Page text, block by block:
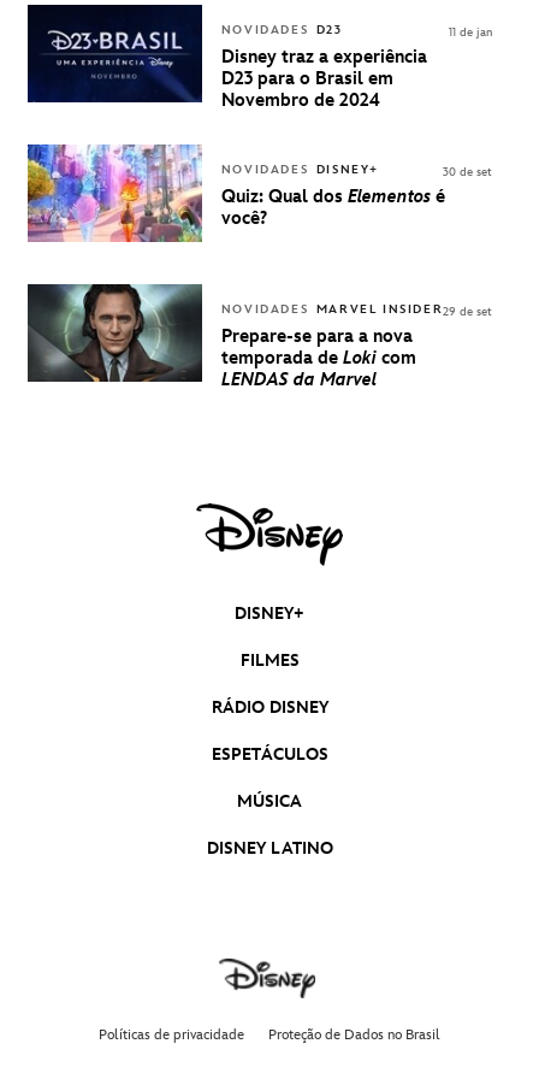
INGRESSOS
PARA A D23
BRASIL -
UMA
DISNEY
NOVIDADES D23
Disney traz a experiência
D23 para o Brasil em
Novembro de 2024
11 de jan
NOVIDADES DISNEY+
Quiz: Qual dos Elementos é
você?
30 de set
NOVIDADES MARVEL INSIDER
Prepare-se para a nova
temporada de Loki com
LENDAS da Marvel
29 de set
DISNEY+
FILMES
RÁDIO DISNEY
ESPETÁCULOS
MÚSICA
DISNEY LATINO
Políticas de privacidade Proteção de Dados no Brasil